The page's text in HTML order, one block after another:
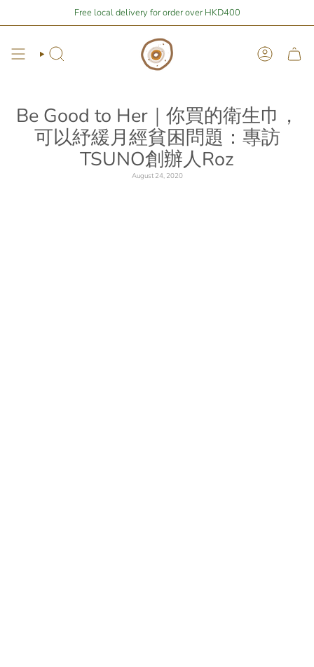
content
Free local delivery for order over HKD400
Stay Home Shopping | You are$400away from free local shipping 🚛📦
Search Account
Be Good to Her｜你買的衛生巾，
可以紓緩月經貧困問題：專訪
TSUNO創辦人Roz
August 24, 2020